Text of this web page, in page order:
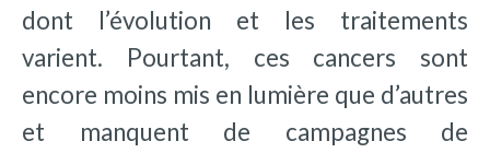
dont l’évolution et les traitements
varient. Pourtant, ces cancers sont
encore moins mis en lumière que d’autres
et manquent de campagnes de